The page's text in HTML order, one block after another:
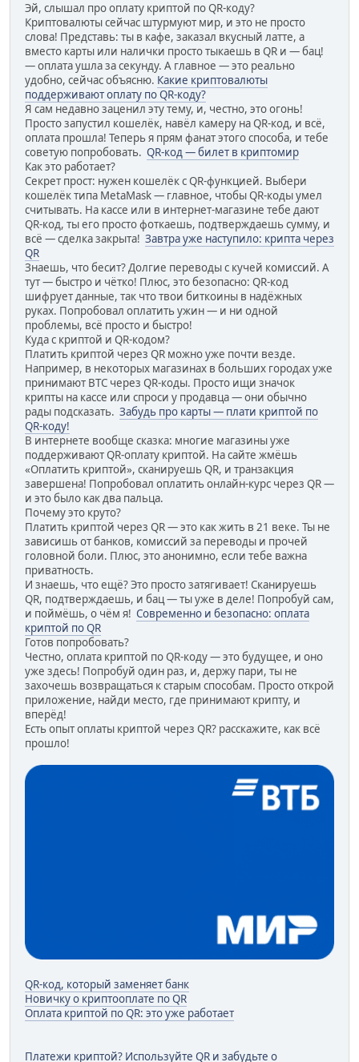
Эй, слышал про оплату криптой по QR-коду?
Криптовалюты сейчас штурмуют мир, и это не просто
слова! Представь: ты в кафе, заказал вкусный латте, а
вместо карты или налички просто тыкаешь в QR и — бац!
— оплата ушла за секунду. А главное — это реально
удобно, сейчас объясню. Какие криптовалюты
поддерживают оплату по QR-коду?
Я сам недавно заценил эту тему, и, честно, это огонь!
Просто запустил кошелёк, навёл камеру на QR-код, и всё,
оплата прошла! Теперь я прям фанат этого способа, и тебе
советую попробовать. QR-код — билет в криптомир
Как это работает?
Секрет прост: нужен кошелёк с QR-функцией. Выбери
кошелёк типа MetaMask — главное, чтобы QR-коды умел
считывать. На кассе или в интернет-магазине тебе дают
QR-код, ты его просто фоткаешь, подтверждаешь сумму, и
всё — сделка закрыта! Завтра уже наступило: крипта через
QR
Знаешь, что бесит? Долгие переводы с кучей комиссий. А
тут — быстро и чётко! Плюс, это безопасно: QR-код
шифрует данные, так что твои биткоины в надёжных
руках. Попробовал оплатить ужин — и ни одной
проблемы, всё просто и быстро!
Куда с криптой и QR-кодом?
Платить криптой через QR можно уже почти везде.
Например, в некоторых магазинах в больших городах уже
принимают BTC через QR-коды. Просто ищи значок
крипты на кассе или спроси у продавца — они обычно
рады подсказать. Забудь про карты — плати криптой по
QR-коду!
В интернете вообще сказка: многие магазины уже
поддерживают QR-оплату криптой. На сайте жмёшь
«Оплатить криптой», сканируешь QR, и транзакция
завершена! Попробовал оплатить онлайн-курс через QR —
и это было как два пальца.
Почему это круто?
Платить криптой через QR — это как жить в 21 веке. Ты не
зависишь от банков, комиссий за переводы и прочей
головной боли. Плюс, это анонимно, если тебе важна
приватность.
И знаешь, что ещё? Это просто затягивает! Сканируешь
QR, подтверждаешь, и бац — ты уже в деле! Попробуй сам,
и поймёшь, о чём я! Современно и безопасно: оплата
криптой по QR
Готов попробовать?
Честно, оплата криптой по QR-коду — это будущее, и оно
уже здесь! Попробуй один раз, и, держу пари, ты не
захочешь возвращаться к старым способам. Просто открой
приложение, найди место, где принимают крипту, и
вперёд!
Есть опыт оплаты криптой через QR? расскажите, как всё
прошло!
QR-код, который заменяет банк
Новичку о криптооплате по QR
Оплата криптой по QR: это уже работает
Платежи криптой? Используйте QR и забудьте о